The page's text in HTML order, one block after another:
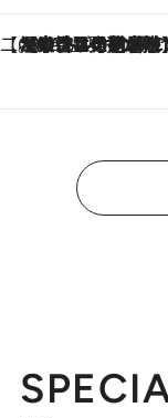
【CREA×星野リゾート】唯一無二。癒し
2026.8.7
【トンボの足水浴】ヒノキの香りに包まれて涼感マックス！約13℃の湧水かけ流しを避